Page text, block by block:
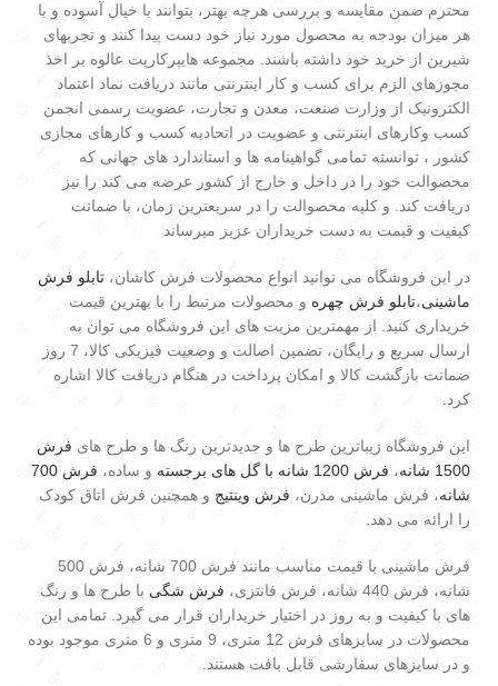
محترم ضمن مقایسه و بررسی هرچه بهتر، بتوانند با خیال آسوده و با
هر میزان بودجه به محصول مورد نیاز خود دست پیدا کنند و تجربهای
شیرین از خرید خود داشته باشند. مجموعه هایپرکارپت عالوه بر اخذ
مجوزهای الزم برای کسب و کار اینترنتی مانند دریافت نماد اعتماد
الکترونیک از وزارت صنعت، معدن و تجارت، عضویت رسمی انجمن
کسب وکارهای اینترنتی و عضویت در اتحادیه کسب و کارهای مجازی
کشور ، توانسته تمامی گواهینامه ها و استاندارد های جهانی که
محصوالت خود را در داخل و خارج از کشور عرضه می کند را نیز
دریافت کند. و کلیه محصوالت را در سریعترین زمان، با ضمانت
کیفیت و قیمت به دست خریداران عزیز میرساند
در این فروشگاه می توانید انواع محصولات فرش کاشان، تابلو فرش
ماشینی،تابلو فرش چهره و محصولات مرتبط را با بهترین قیمت
خریداری کنید. از مهمترین مزیت های این فروشگاه می توان به
ارسال سریع و رایگان، تضمین اصالت و وضعیت فیزیکی کالا، 7 روز
ضمانت بازگشت کالا و امکان پرداخت در هنگام دریافت کالا اشاره
کرد.
این فروشگاه زیباترین طرح ها و جدیدترین رنگ ها و طرح های فرش
1500 شانه
، فرش 1200 شانه با گل های برجسته و ساده،
فرش 700
شانه، فرش ماشینی مدرن، فرش وینتیج و همچنین فرش اتاق کودک
را ارائه می دهد.
فرش ماشینی با قیمت مناسب مانند فرش 700 شانه، فرش 500
شانه، فرش 440 شانه، فرش فانتزی،
فرش شگی با طرح ها و رنگ
های با کیفیت و به روز در اختیار خریداران قرار می گیرد. تمامی این
محصولات در سایزهای فرش 12 متری، 9 متری و 6 متری موجود بوده
و در سایزهای سفارشی قابل بافت هستند.